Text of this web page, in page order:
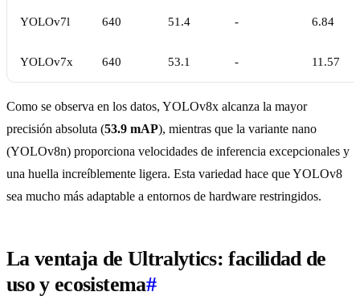
YOLOv7l 640 51.4 - 6.84
YOLOv7x 640 53.1 - 11.57
Como se observa en los datos, YOLOv8x alcanza la mayor
precisión absoluta (53.9 mAP), mientras que la variante nano
(YOLOv8n) proporciona velocidades de inferencia excepcionales y
una huella increíblemente ligera. Esta variedad hace que YOLOv8
sea mucho más adaptable a entornos de hardware restringidos.
La ventaja de Ultralytics: facilidad de
uso y ecosistema#